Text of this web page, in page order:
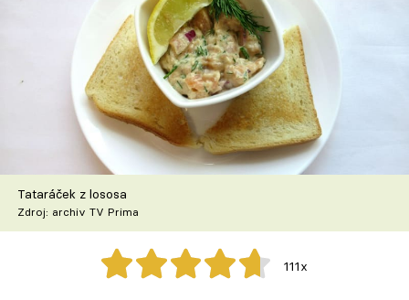
Články
TV Program
Škola vaření
Recepty z TV
Speciál: Cuketa
Tataráček z lososa
Zdroj: archiv TV Prima
111x